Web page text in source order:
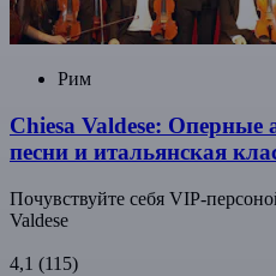
Рим
Chiesa Valdese: Оперные
песни и итальянская
Почувствуйте себя VIP-
Valdese
4,1 (115)